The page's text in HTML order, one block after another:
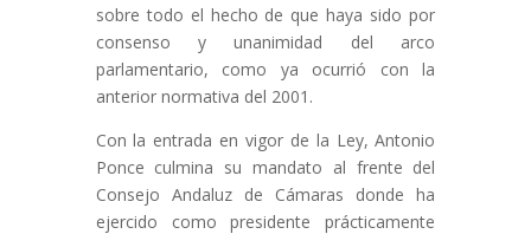
sobre todo el hecho de que haya sido por
consenso y unanimidad del arco
parlamentario, como ya ocurrió con la
anterior normativa del 2001.
Con la entrada en vigor de la Ley, Antonio
Ponce culmina su mandato al frente del
Consejo Andaluz de Cámaras donde ha
ejercido como presidente prácticamente